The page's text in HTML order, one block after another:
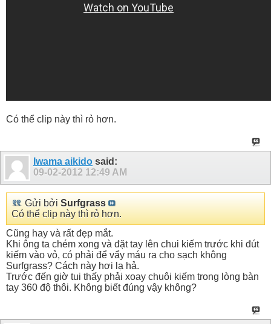
Có thể clip này thì rỏ hơn.
Iwama aikido said:
09-02-2012 12:49 AM
Gửi bởi Surfgrass
Có thể clip này thì rỏ hơn.
Cũng hay và rất đẹp mắt.
Khi ông ta chém xong và đặt tay lên chui kiếm trước khi đút
kiếm vào vỏ, có phải để vẩy máu ra cho sạch không
Surfgrass? Cách này hơi lạ hả.
Trước đến giờ tui thấy phải xoay chuôi kiếm trong lòng bàn
tay 360 độ thôi. Không biết đúng vậy không?